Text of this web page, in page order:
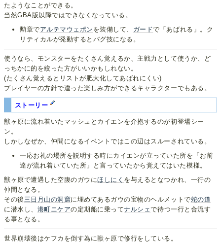
たようなことができる。
当然GBA版以降ではできなくなっている。
勲章でアルテマウェポン を装備して、 ガードで「あばれる」。ク
リティカルが発動するとバグ技になる。
使うなら、モンスターをたくさん覚えるか、主戦力として使うか、ど
っちかに的を絞った方がいいかもしれない。
(たくさん覚えるとリストが肥大化してあばれにくい)
プレイヤーの方針で違った楽しみ方ができるキャラクターでもある。
ストーリー
獣ヶ原に流れ着いたマッシュとカイエンを介抱するのが初登場シー
ン。
しかしなぜか、仲間になるイベントではこの辺はスルーされている。
一応お礼の場所を説明する時にカイエンが立っていた所を「お前
達が流れ着いていた所」と言っていたから覚えてはいた模様。
獣ヶ原で遭遇した空腹のガウにほしにく を与えるとなつかれ、一行の
仲間となる。
その後 三日月山の洞窟に埋めてあるガウの宝物のヘルメットで蛇の道
に潜水し、 港町ニケアの定期船に乗ってナルシェで待つ一行と合流す
る事となる。
世界崩壊後はケフカを倒す為に獣ヶ原で修行をしている。